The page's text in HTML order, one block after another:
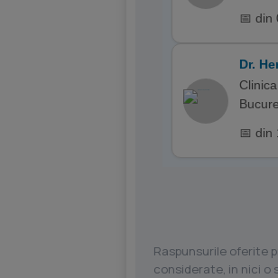
📅 din
Dr.
📅 din
Raspunsurile oferite
considerate, in nici o